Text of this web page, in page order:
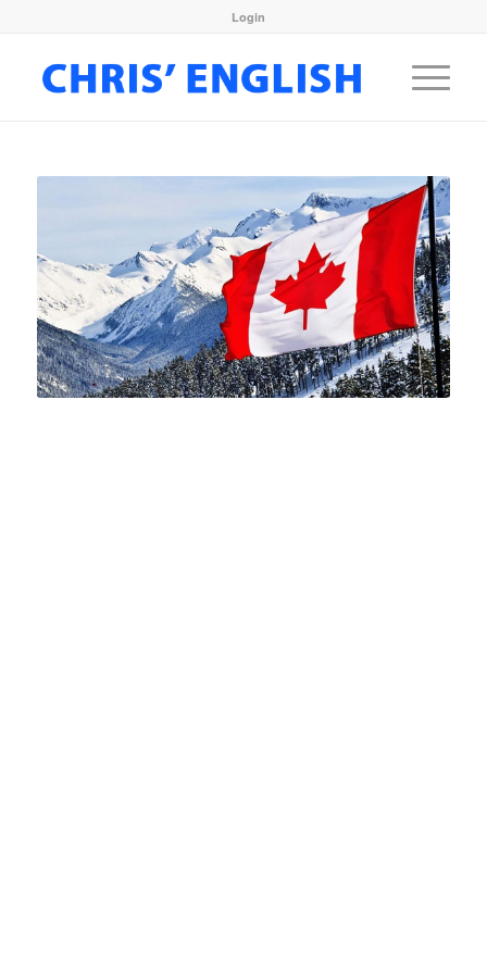
Login